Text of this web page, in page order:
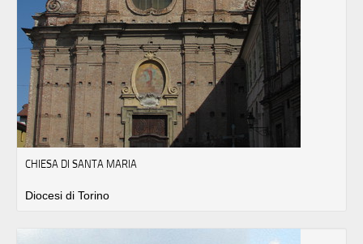
CHIESA DI SANTA MARIA
Diocesi di Torino